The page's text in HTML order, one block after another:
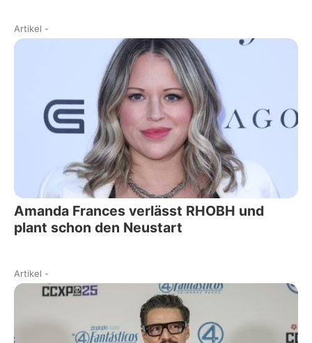
Artikel -
Amanda Frances verlässt RHOBH und
plant schon den Neustart
Artikel -